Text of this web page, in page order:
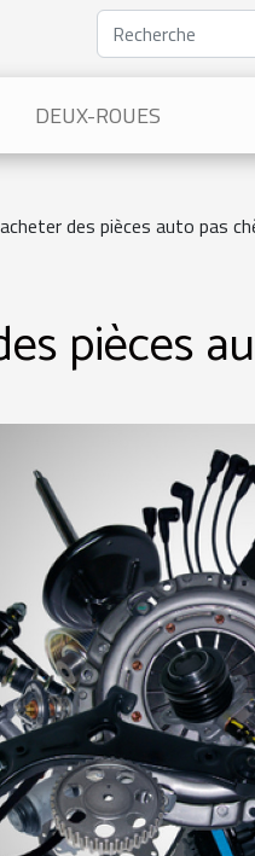
DEUX-ROUES
des pièces auto pas
pièces